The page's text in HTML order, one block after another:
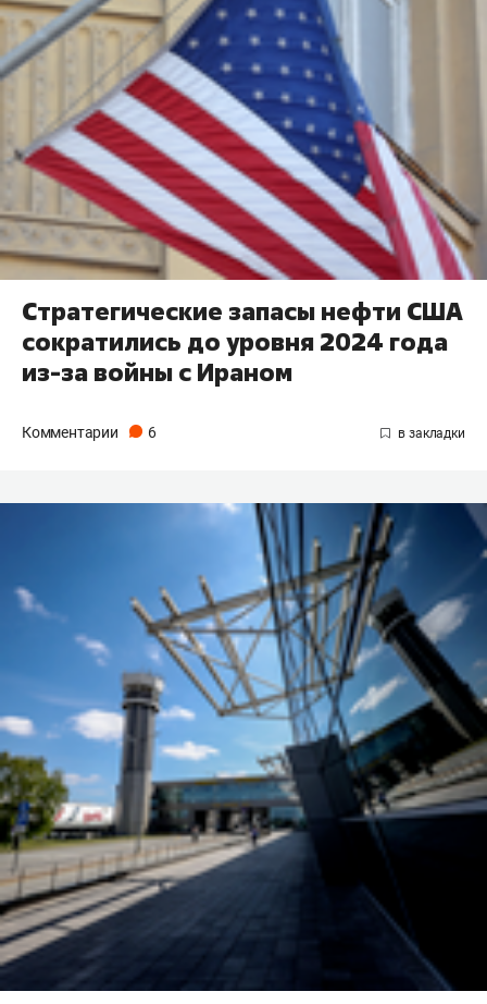
Стратегические запасы нефти США
сократились до уровня 2024 года
из-за войны с Ираном
Комментарии 6